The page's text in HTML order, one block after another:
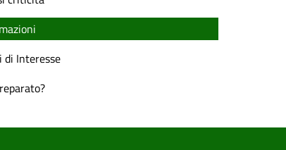
di Interesse